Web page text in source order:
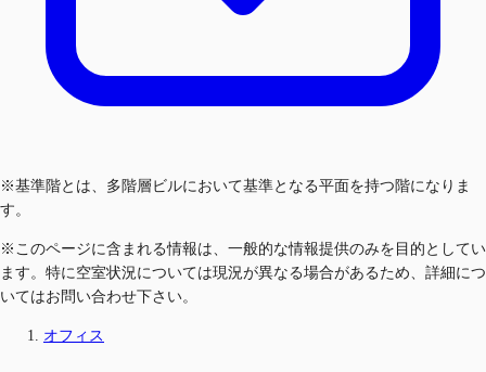
※基準階とは、多階層ビルにおいて基準となる平面を持つ階になりま
す。
※このページに含まれる情報は、一般的な情報提供のみを目的としてい
ます。特に空室状況については現況が異なる場合があるため、詳細につ
いてはお問い合わせ下さい。
オフィス